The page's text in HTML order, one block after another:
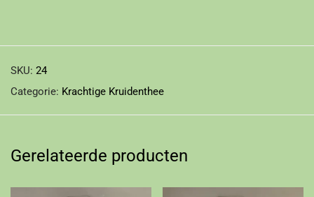
SKU: 24
Categorie: Krachtige Kruidenthee
Gerelateerde producten